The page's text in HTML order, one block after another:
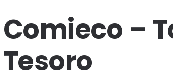
Comieco –
Tesoro